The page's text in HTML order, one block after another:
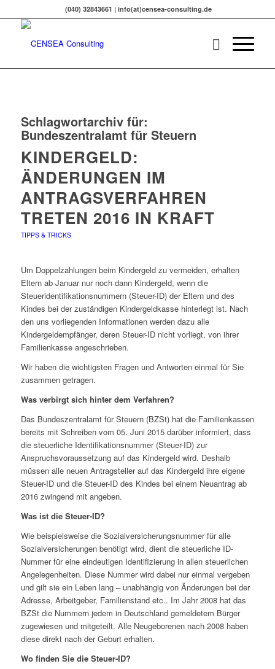
(040) 32843661 | info(at)censea-consulting.de
Schlagwortarchiv für:
Bundeszentralamt für Steuern
KINDERGELD:
ÄNDERUNGEN IM
ANTRAGSVERFAHREN
TRETEN 2016 IN KRAFT
TIPPS & TRICKS
Um Doppelzahlungen beim Kindergeld zu vermeiden, erhalten
Eltern ab Januar nur noch dann Kindergeld, wenn die
Steueridentifikationsnummern (Steuer-ID) der Eltern und des
Kindes bei der zuständigen Kindergeldkasse hinterlegt ist. Nach
den uns vorliegenden Informationen werden dazu alle
Kindergeldempfänger, deren Steuer-ID nicht vorliegt, von ihrer
Familienkasse angeschrieben.
Wir haben die wichtigsten Fragen und Antworten einmal für Sie
zusammen getragen.
Was verbirgt sich hinter dem Verfahren?
Das Bundeszentralamt für Steuern (BZSt) hat die Familienkassen
bereits mit Schreiben vom 05. Juni 2015 darüber informiert, dass
die steuerliche Identifikationsnummer (Steuer-ID) zur
Anspruchsvoraussetzung auf das Kindergeld wird. Deshalb
müssen alle neuen Antragsteller auf das Kindergeld ihre eigene
Steuer-ID und die Steuer-ID des Kindes bei einem Neuantrag ab
2016 zwingend mit angeben.
Was ist die Steuer-ID?
Wie beispielsweise die Sozialversicherungsnummer für alle
Sozialversicherungen benötigt wird, dient die steuerliche ID-
Nummer für eine eindeutigen Identifizierung in allen steuerlichen
Angelegenheiten. Diese Nummer wird dabei nur einmal vergeben
und gilt sie ein Leben lang – unabhängig von Änderungen bei der
Adresse, Arbeitgeber, Familienstand etc.. Im Jahr 2008 hat das
BZSt die Nummern jedem in Deutschland gemeldetem Bürger
zugewiesen und mitgeteilt. Alle Neugeborenen nach 2008 haben
diese direkt nach der Geburt erhalten.
Wo finden Sie die Steuer-ID?